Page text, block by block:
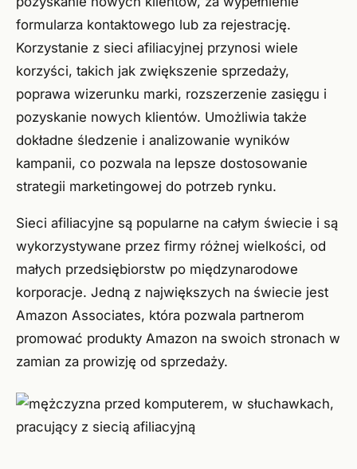
formularza kontaktowego lub za rejestrację.
Korzystanie z sieci afiliacyjnej przynosi wiele
korzyści, takich jak zwiększenie sprzedaży,
poprawa wizerunku marki, rozszerzenie zasięgu i
pozyskanie nowych klientów. Umożliwia także
dokładne śledzenie i analizowanie wyników
kampanii, co pozwala na lepsze dostosowanie
strategii marketingowej do potrzeb rynku.
Sieci afiliacyjne są popularne na całym świecie i są
wykorzystywane przez firmy różnej wielkości, od
małych przedsiębiorstw po międzynarodowe
korporacje. Jedną z największych na świecie jest
Amazon Associates, która pozwala partnerom
promować produkty Amazon na swoich stronach w
zamian za prowizję od sprzedaży.